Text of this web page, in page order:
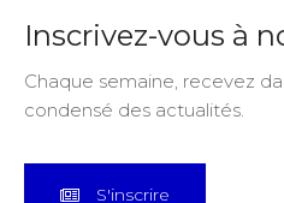
Inscrivez-vous à
Chaque semaine, recevez
condensé des actualités.
S'inscrire